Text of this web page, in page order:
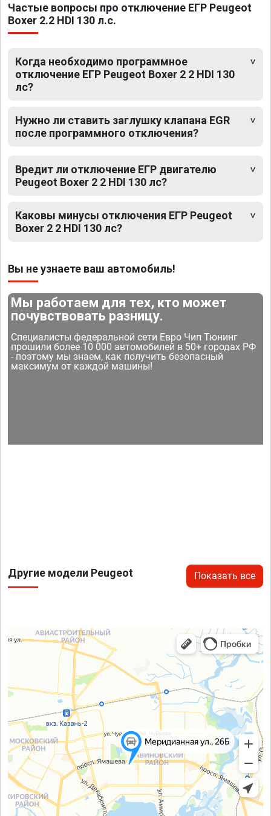
Частые вопросы про отключение ЕГР Peugeot
Boxer 2.2 HDI 130 л.с.
Когда необходимо программное
отключение ЕГР Peugeot Boxer 2 2 HDI 130
лс?
Нужно ли ставить заглушку клапана EGR
после программного отключения?
Вредит ли отключение ЕГР двигателю
Peugeot Boxer 2 2 HDI 130 лс?
Каковы минусы отключения ЕГР Peugeot
Boxer 2 2 HDI 130 лс?
Вы не узнаете ваш автомобиль!
Мы работаем для тех, кто может
почувствовать разницу.
Специалисты федеральной сети Евро Чип Тюнинг
прошили более 10 000 автомобилей в 50+ городах РФ
- поэтому мы знаем, как получить безопасный
максимум от каждой машины!
Другие модели Peugeot Показать все